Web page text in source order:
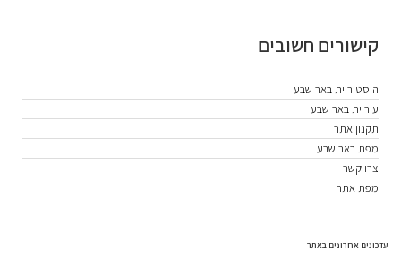
קישורים חשובים
היסטוריית באר שבע
עיריית באר שבע
תקנון אתר
מפת באר שבע
צרו קשר
מפת אתר
עדכונים אחרונים באתר